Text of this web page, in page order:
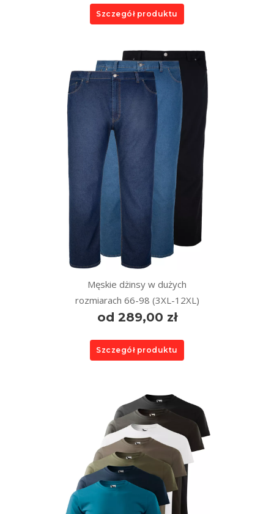
Szczegół produktu
Męskie dżinsy w dużych
rozmiarach 66-98 (3XL-12XL)
od 289,00 zł
Szczegół produktu